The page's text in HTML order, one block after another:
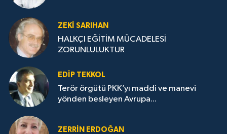
ZEKI SARIHAN
HALKÇI EĞİTİM MÜCADELESİ
ZORUNLULUKTUR
EDIP TEKKOL
Terör örgütü PKK’yı maddi ve manevi
yönden besleyen Avrupa...
ZERRIN ERDOĞAN